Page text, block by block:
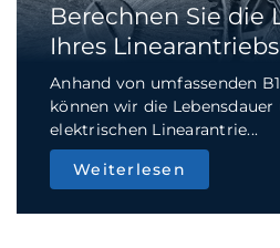
Berechnen Sie die
Ihres Linearantriebs
Anhand von umfassenden
können wir die Lebensdauer
elektrischen Linearantrie...
Weiterlesen